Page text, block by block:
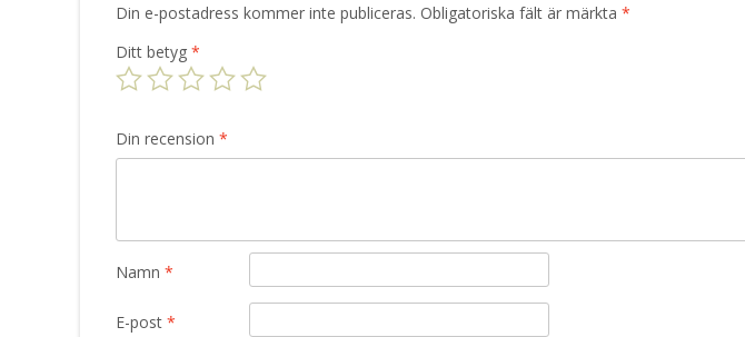
Din e-postadress kommer inte publiceras. Obligatoriska fält är märkta *
Ditt betyg *
Din recension *
Namn *
E-post *